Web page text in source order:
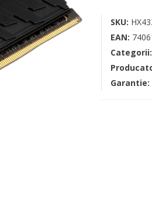
SKU:
EAN:
Categorii:
Garantie: